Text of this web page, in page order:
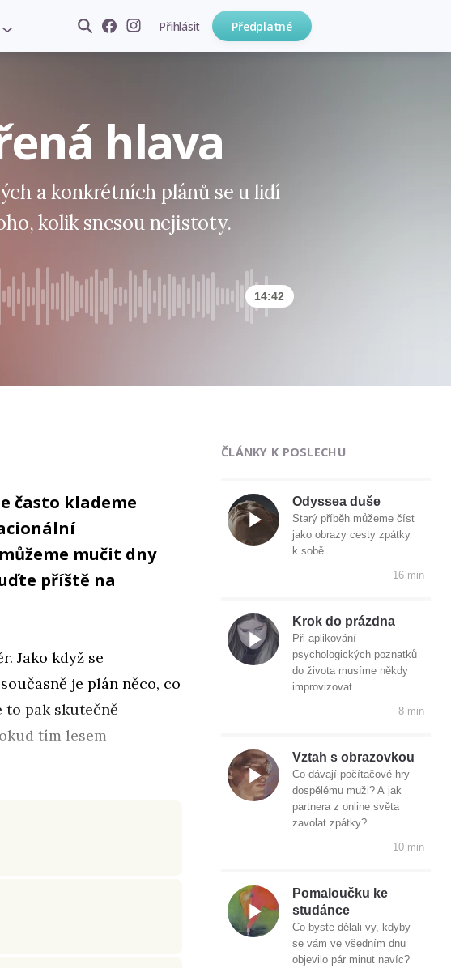
Přihlásit Předplatné
hlava
a konkrétních plánů se u lidí
kolik snesou nejistoty.
14:42
často klademe
mučit dny
příště na
Jako když se
je plán něco, co
to pak skutečně
tím lesem
ČLÁNKY K POSLECHU
Odyssea duše
Starý příběh můžeme číst
jako obrazy cesty zpátky
k sobě.
16 min
Krok do prázdna
Při aplikování
psychologických poznatků
do života musíme někdy
improvizovat.
8 min
Vztah s obrazovkou
Co dávají počítačové hry
dospělému muži? A jak
partnera z online světa
zavolat zpátky?
10 min
Pomaloučku ke
studánce
Co byste dělali vy, kdyby
se vám ve všedním dnu
objevilo pár minut navíc?